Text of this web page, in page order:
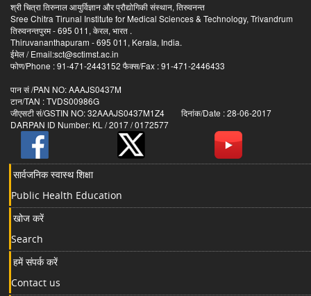
श्री चित्रा तिरुनाल आयुर्विज्ञान और प्रौद्योगिकी संस्थान, तिरुवनन्त
Sree Chitra Tirunal Institute for Medical Sciences & Technology, Trivandrum
तिरुवनन्तपुरम - 695 011, केरल, भारत .
Thiruvananthapuram - 695 011, Kerala, India.
ईमेल / Email:sct@sctimst.ac.in
फोण/Phone : 91-471-2443152 फैक्स/Fax : 91-471-2446433
पान सं /PAN NO: AAAJS0437M
टान/TAN : TVDS00986G
जीएसटी सं/GSTIN NO: 32AAAJS0437M1Z4 दिनांक/Date : 28-06-2017
DARPAN ID Number: KL / 2017 / 0172577
सार्वजनिक स्वास्थ शिक्षा
Public Health Education
खोज करें
Search
हमें संपर्क करें
Contact us